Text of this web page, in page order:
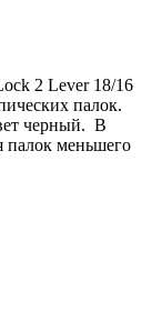
2 Lever 18/16
палок.
черный. В
палок меньшего